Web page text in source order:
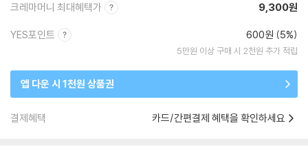
크레마머니 최대혜택가 9,300원
YES포인트 600원 (5%)
5만원 이상 구매 시 2천원 추가 적립
앱 다운 시 1천원 상품권
결제혜택 카드/간편결제 혜택을 확인하세요